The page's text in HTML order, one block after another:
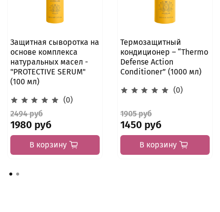
Защитная сыворотка на
основе комплекса
натуральных масел -
"PROTECTIVE SERUM"
(100 мл)
(0)
2494 руб
1980 руб
В корзину
Термозащитный
кондиционер – “Thermo
Defense Action
Сonditioner” (1000 мл)
(0)
1905 руб
1450 руб
В корзину